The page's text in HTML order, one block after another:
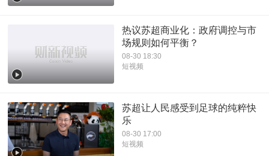
热议苏超商业化：政府调控与市
场规则如何平衡？
08-30 18:30
短视频
苏超让人民感受到足球的纯粹快
乐
08-30 17:00
短视频